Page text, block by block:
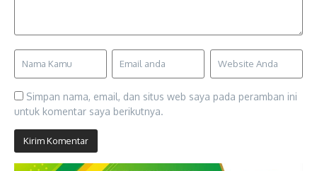
Simpan nama, email, dan situs web saya pada peramban ini
untuk komentar saya berikutnya.